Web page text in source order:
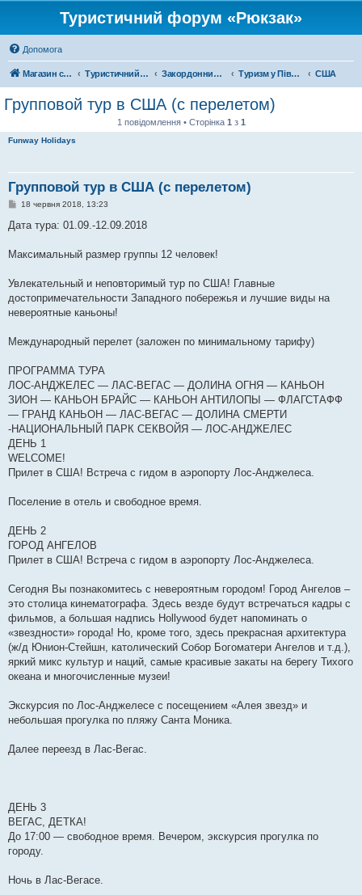
Туристичний форум «Рюкзак»
Допомога
Магазин спорядження Туристичний форум «Рюкзак» Закордонний туризм Туризм у Північній Америці США
Групповой тур в США (с перелетом)
1 повідомлення • Сторінка 1 з 1
Funway Holidays
Групповой тур в США (с перелетом)
П
в
о
е
н
я
18 червня 2018, 13:23
Дата тура: 01.09.-12.09.2018
Максимальный размер группы 12 человек!
Увлекательный и неповторимый тур по США! Главные
достопримечательности Западного побережья и лучшие виды на
невероятные каньоны!
Международный перелет (заложен по минимальному тарифу)
ПРОГРАММА ТУРА
ЛОС-АНДЖЕЛЕС — ЛАС-ВЕГАС — ДОЛИНА ОГНЯ — КАНЬОН
ЗИОН — КАНЬОН БРАЙС — КАНЬОН АНТИЛОПЫ — ФЛАГСТАФФ
— ГРАНД КАНЬОН — ЛАС-ВЕГАС — ДОЛИНА СМЕРТИ
-НАЦИОНАЛЬНЫЙ ПАРК СЕКВОЙЯ — ЛОС-АНДЖЕЛЕС
ДЕНЬ 1
WELCOME!
Прилет в США! Встреча с гидом в аэропорту Лос-Анджелеса.
Поселение в отель и свободное время.
ДЕНЬ 2
ГОРОД АНГЕЛОВ
Прилет в США! Встреча с гидом в аэропорту Лос-Анджелеса.
Сегодня Вы познакомитесь с невероятным городом! Город Ангелов –
это столица кинематографа. Здесь везде будут встречаться кадры с
фильмов, а большая надпись Hollywood будет напоминать о
«звездности» города! Но, кроме того, здесь прекрасная архитектура
(ж/д Юнион-Стейшн, католический Собор Богоматери Ангелов и т.д.),
яркий микс культур и наций, самые красивые закаты на берегу Тихого
океана и многочисленные музеи!
Экскурсия по Лос-Анджелесе с посещением «Алея звезд» и
небольшая прогулка по пляжу Санта Моника.
Далее переезд в Лас-Вегас.
ДЕНЬ 3
ВЕГАС, ДЕТКА!
До 17:00 — свободное время. Вечером, экскурсия прогулка по
городу.
Ночь в Лас-Вегасе.